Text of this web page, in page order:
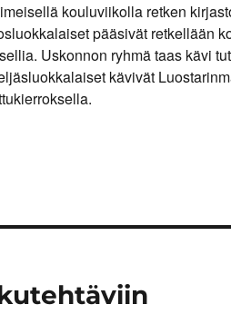
kouluviikolla retken
pääsivät retkellään
Uskonnon ryhmä taas kävi
kävivät